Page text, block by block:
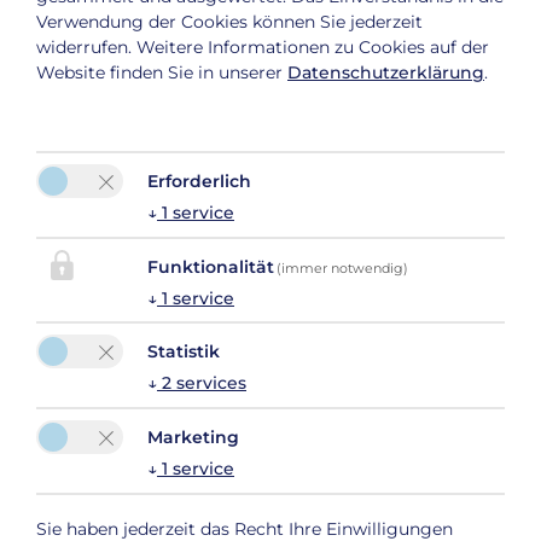
Bitte aktivieren Sie in den Cookie Einstellungen die
Darstellung
Cookie Einstellungen
Verwendung der Cookies können Sie jederzeit
widerrufen. Weitere Informationen zu Cookies auf der
Website finden Sie in unserer Datenschutzerklärung.
Erforderlich
↓ 1 service
Funktionalität (immer notwendig)
↓ 1 service
Statistik
↓ 2 services
Marketing
↓ 1 service
Sie haben jederzeit das Recht Ihre Einwilligungen